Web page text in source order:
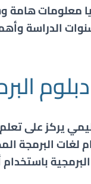
معلومات هامة
الدراسة
يركز على
لغات البرمجة